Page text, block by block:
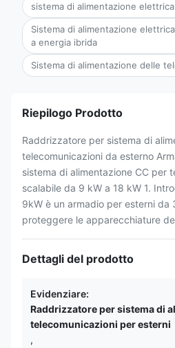
sistema di alimentazione
Sistema di alimentazione
a energia ibrida
Sistema di alimentazione delle
Riepilogo Prodotto
Raddrizzatore per sistema di
telecomunicazioni da esterno
sistema di alimentazione CC per
scalabile da 9 kW a 18 kW 1.
9kW è un armadio per esterni da
proteggere le apparecchiature
Dettagli del prodotto
Evidenziare:
Raddrizzatore per sistema di
telecomunicazioni per esterni
,